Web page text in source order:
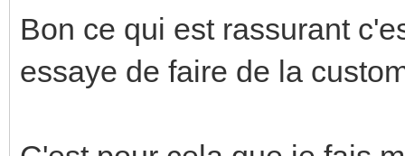
Bon ce qui est rassurant
essaye de faire de la